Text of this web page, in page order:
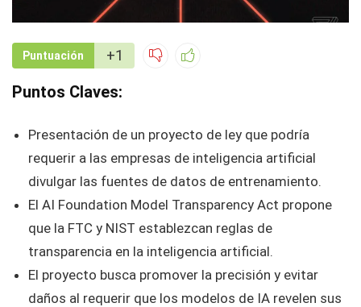
Puntuación +1
Puntos Claves:
Presentación de un proyecto de ley que podría
requerir a las empresas de inteligencia artificial
divulgar las fuentes de datos de entrenamiento.
El AI Foundation Model Transparency Act propone
que la FTC y NIST establezcan reglas de
transparencia en la inteligencia artificial.
El proyecto busca promover la precisión y evitar
daños al requerir que los modelos de IA revelen sus